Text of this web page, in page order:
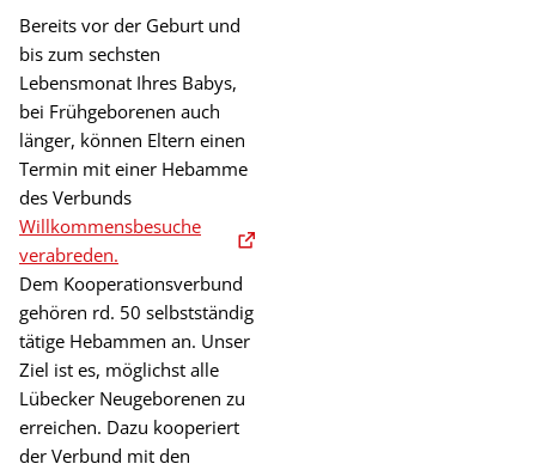
Bereits vor der Geburt und
bis zum sechsten
Lebensmonat Ihres Babys,
bei Frühgeborenen auch
länger, können Eltern einen
Termin mit einer Hebamme
des Verbunds
Willkommensbesuche
verabreden.
Dem Kooperationsverbund
gehören rd. 50 selbstständig
tätige Hebammen an. Unser
Ziel ist es, möglichst alle
Lübecker Neugeborenen zu
erreichen. Dazu kooperiert
der Verbund mit den